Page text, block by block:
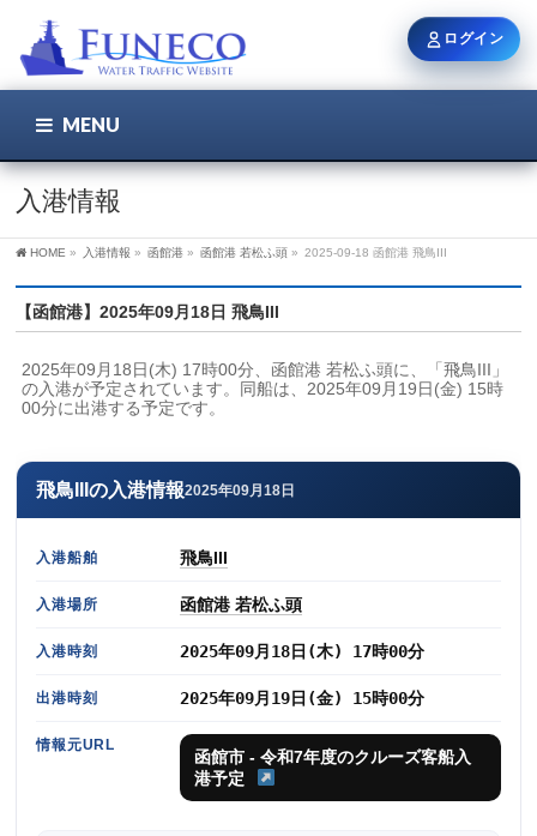
MENU
入港情報
HOME » 入港情報 » 函館港 » 函館港 若松ふ頭 » 2025-09-18 函館港 飛鳥III
【函館港】2025年09月18日 飛鳥III
2025年09月18日(木) 17時00分、函館港 若松ふ頭に、「飛鳥III」
の入港が予定されています。同船は、2025年09月19日(金) 15時
00分に出港する予定です。
飛鳥IIIの入港情報2025年09月18日
入港船舶 飛鳥III
入港場所 函館港 若松ふ頭
入港時刻 2025年09月18日(木) 17時00分
出港時刻 2025年09月19日(金) 15時00分
情報元URL
函館市 - 令和7年度のクルーズ客船入
港予定
ログイン
ユーザー名 / メール
ログイン状態を保持
新規登録 パスワードを忘れた方